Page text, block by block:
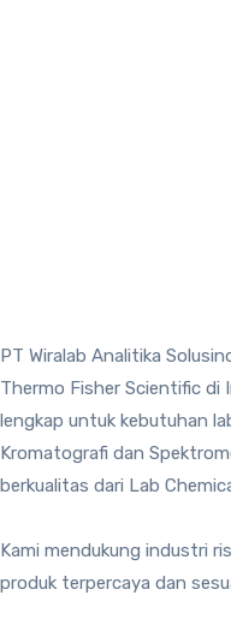
PT Wiralab Analitika
Thermo Fisher Scientific di
lengkap untuk kebutuhan
Kromatografi dan
berkualitas dari Lab
Kami mendukung industri
produk terpercaya dan